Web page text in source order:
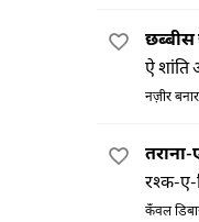
छब्बीस
ऐ शांति
नज़ीर
रश्क-ए-
कँवल